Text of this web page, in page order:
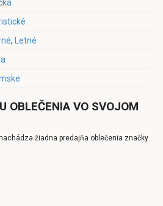
,
Letné
OBLEČENIA VO SVOJOM
žiadna predajňa oblečenia značky